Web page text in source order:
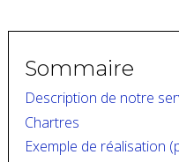
Sommaire
Description de notre
Chartres
Exemple de réalisation